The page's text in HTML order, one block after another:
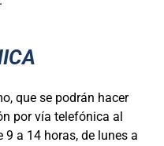
que se podrán hacer
por vía telefónica al
a 14 horas, de lunes a